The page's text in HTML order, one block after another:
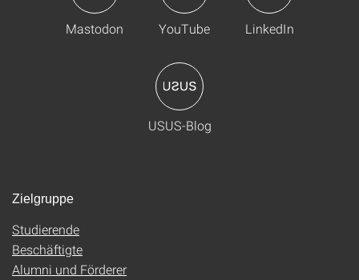
Mastodon YouTube LinkedIn
USUS-Blog
Zielgruppe
Studierende
Beschäftigte
Alumni und Förderer